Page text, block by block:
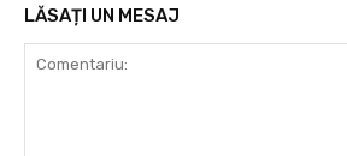
LĂSAȚI UN MESAJ